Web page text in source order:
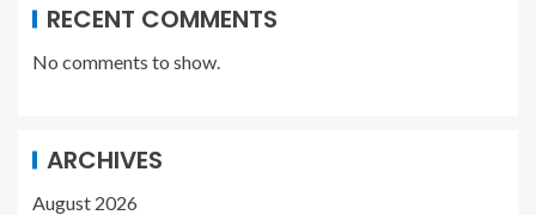
RECENT COMMENTS
No comments to show.
ARCHIVES
August 2026